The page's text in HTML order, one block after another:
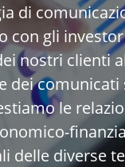
di
con gli
nostri clienti
dei
le
delle diverse